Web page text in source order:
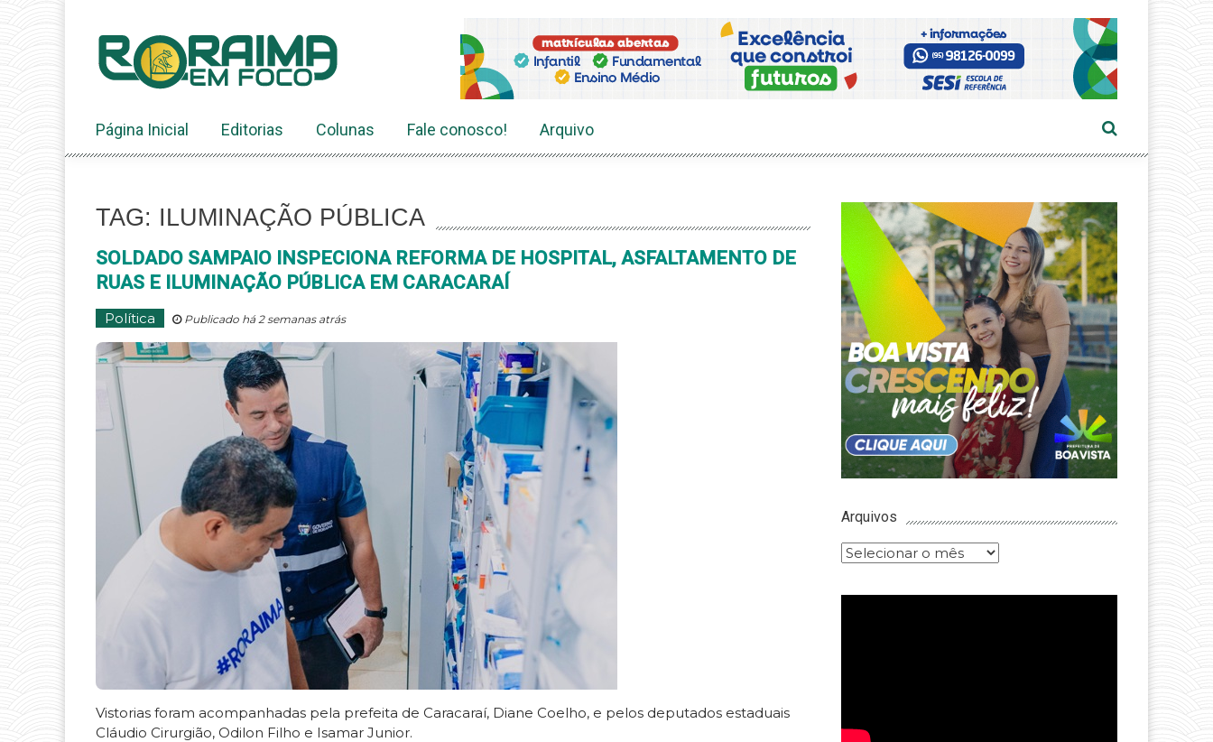
conteúdo
Página Inicial Editorias Colunas Fale conosco! Arquivo
TAG: ILUMINAÇÃO PÚBLICA
SOLDADO SAMPAIO INSPECIONA REFORMA DE HOSPITAL, ASFALTAMENTO DE
RUAS E ILUMINAÇÃO PÚBLICA EM CARACARAÍ
Política Publicado há 2 semanas atrás
Vistorias foram acompanhadas pela prefeita de Caracaraí, Diane Coelho, e pelos deputados estaduais
Cláudio Cirurgião, Odilon Filho e Isamar Junior.
Arquivos
Arquivos